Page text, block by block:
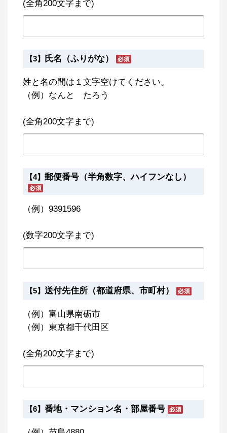
(全角200文字まで)
【3】 氏名（ふりがな）
姓と名の間は１文字空けてください。
（例）なんと たろう
(全角200文字まで)
【4】 郵便番号（半角数字、ハイフンなし）
（例）9391596
(数字200文字まで)
【5】 送付先住所（都道府県、市町村）
（例）富山県南砺市
（例）東京都千代田区
(全角200文字まで)
【6】 番地・マンション名・部屋番号